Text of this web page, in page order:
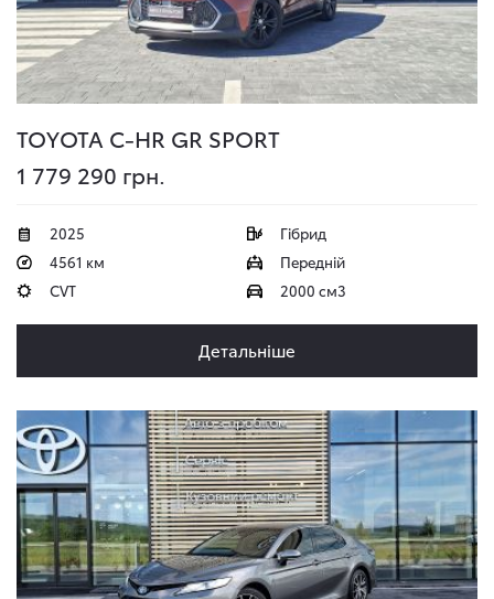
TOYOTA C-HR GR SPORT
1 779 290 грн.
2025
4561 км
CVT
Гібрид
Передній
2000 см3
Детальніше